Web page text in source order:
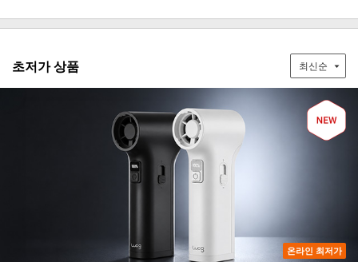
초저가 상품
온라인 최저가